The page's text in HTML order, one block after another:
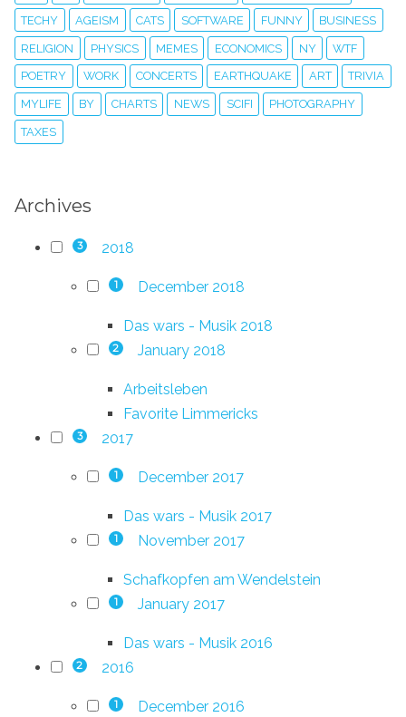
TECHY AGEISM CATS SOFTWARE FUNNY BUSINESS
RELIGION PHYSICS MEMES ECONOMICS NY WTF
POETRY WORK CONCERTS EARTHQUAKE ART TRIVIA
MYLIFE BY CHARTS NEWS SCIFI PHOTOGRAPHY
TAXES
Archives
3 2018
1 December 2018
Das wars - Musik 2018
2 January 2018
Arbeitsleben
Favorite Limmericks
3 2017
1 December 2017
Das wars - Musik 2017
1 November 2017
Schafkopfen am Wendelstein
1 January 2017
Das wars - Musik 2016
2 2016
1 December 2016